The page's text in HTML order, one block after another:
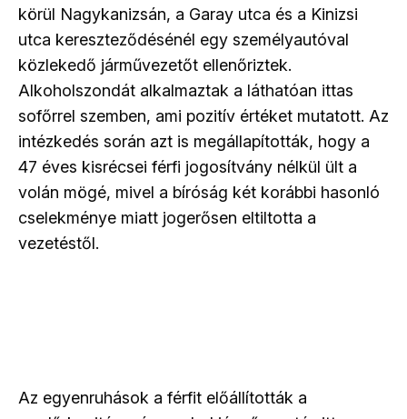
körül Nagykanizsán, a Garay utca és a Kinizsi
utca kereszteződésénél egy személyautóval
közlekedő járművezetőt ellenőriztek.
Alkoholszondát alkalmaztak a láthatóan ittas
sofőrrel szemben, ami pozitív értéket mutatott. Az
intézkedés során azt is megállapították, hogy a
47 éves kisrécsei férfi jogosítvány nélkül ült a
volán mögé, mivel a bíróság két korábbi hasonló
cselekménye miatt jogerősen eltiltotta a
vezetéstől.
Az egyenruhások a férfit előállították a